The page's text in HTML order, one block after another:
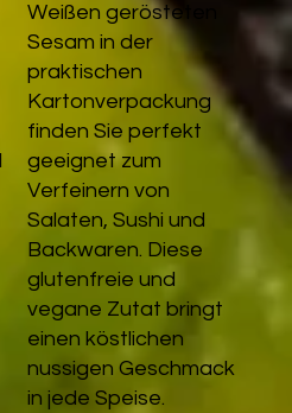
Weißen gerösteten
Sesam in der
praktischen
Kartonverpackung
finden Sie perfekt
geeignet zum
Verfeinern von
Salaten, Sushi und
Backwaren. Diese
glutenfreie und
vegane Zutat bringt
einen köstlichen
nussigen Geschmack
in jede Speise.